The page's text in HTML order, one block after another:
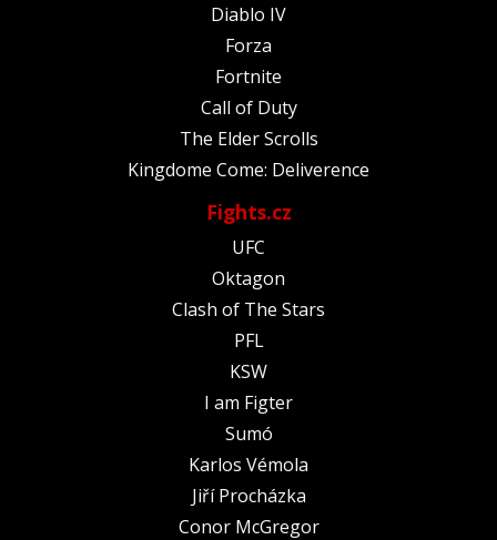
Diablo IV
Forza
Fortnite
Call of Duty
The Elder Scrolls
Kingdome Come: Deliverence
Fights.cz
UFC
Oktagon
Clash of The Stars
PFL
KSW
I am Figter
Sumó
Karlos Vémola
Jiří Procházka
Conor McGregor